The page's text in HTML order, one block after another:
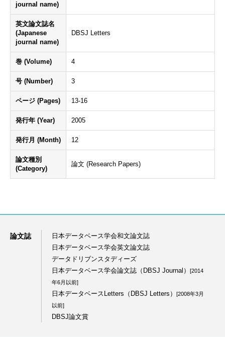
journal name)
英文論文誌名
(Japanese
journal name)
DBSJ Letters
巻 (Volume) 4
号 (Number) 3
ページ (Pages) 13-16
発行年 (Year) 2005
発行月 (Month) 12
論文種別
(Category)
論文 (Research Papers)
論文誌
日本データベース学会和文論文誌
日本データベース学会英文論文誌
データドリブンスタディーズ
日本データベース学会論文誌（DBSJ Journal）
[2014
年6月以前]
日本データベースLetters（DBSJ Letters）
[2008年3月
以前]
DBSJ論文賞